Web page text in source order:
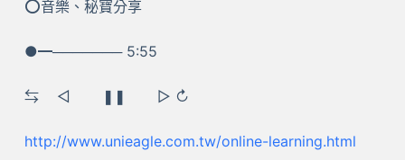
⭕音樂、秘寶分享
●━─────── 5:55
⇆ ㅤ◁ ㅤㅤ❚❚ ㅤㅤ▷ ↻
http://www.unieagle.com.tw/online-learning.html